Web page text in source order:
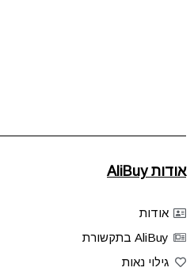
אודות AliBuy
אודות
AliBuy בתקשורת
גילוי נאות